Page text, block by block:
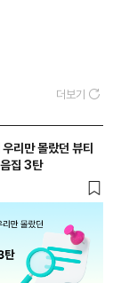
더보기
리만 몰랐던 뷰티
집 3탄